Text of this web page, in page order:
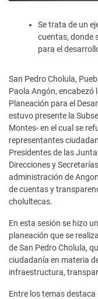
Se trata de un
cuentas, donde
para el
San Pedro Cholula,
Paola Angón, encabezó
Planeación para el
estuvo presente la
Montes- en el cual se
representantes
Presidentes de las
Direcciones y
administración de
de cuentas y
cholultecas.
En esta sesión se hizo
planeación que se
de San Pedro Cholula,
ciudadanía en materia
infraestructura,
Entre los temas destaca